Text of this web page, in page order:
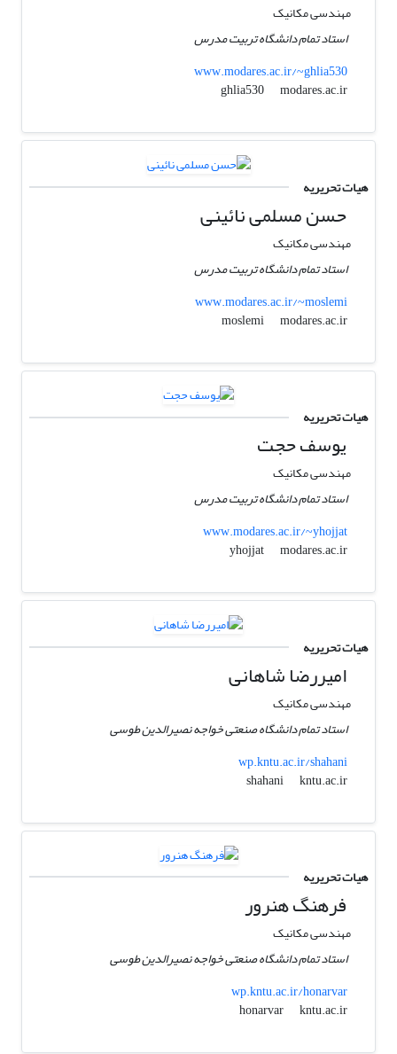
مهندسی مکانیک
استاد تمام دانشگاه تربیت مدرس
www.modares.ac.ir/~ghlia530
ghlia530
modares.ac.ir
هیات تحریریه
حسن مسلمی نائینی
مهندسی مکانیک
استاد تمام دانشگاه تربیت مدرس
www.modares.ac.ir/~moslemi
moslemi
modares.ac.ir
هیات تحریریه
یوسف حجت
مهندسی مکانیک
استاد تمام دانشگاه تربیت مدرس
www.modares.ac.ir/~yhojjat
yhojjat
modares.ac.ir
هیات تحریریه
امیررضا شاهانی
مهندسی مکانیک
استاد تمام دانشگاه صنعتی خواجه نصیرالدین طوسی
wp.kntu.ac.ir/shahani
shahani
kntu.ac.ir
هیات تحریریه
فرهنگ هنرور
مهندسی مکانیک
استاد تمام دانشگاه صنعتی خواجه نصیرالدین طوسی
wp.kntu.ac.ir/honarvar
honarvar
kntu.ac.ir